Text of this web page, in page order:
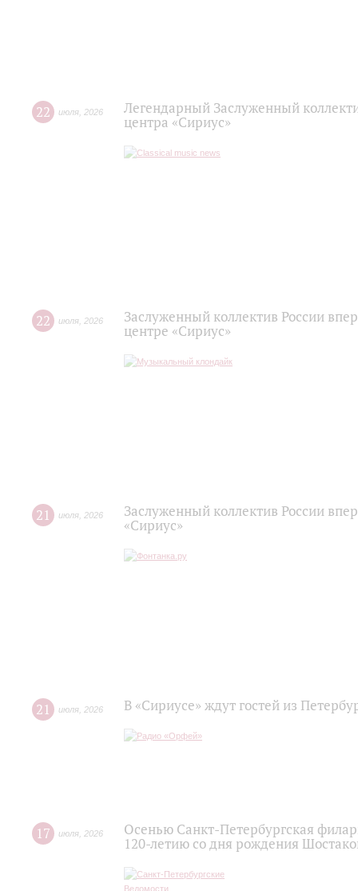
22 июля 2026
Легендарный Заслуженный
центра «Сириус»
22 июля 2026
Заслуженный коллектив России
центре «Сириус»
21 июля 2026
Заслуженный коллектив России
«Сириус»
21 июля 2026 В «Сириусе» ждут гостей из
17 июля 2026
Осенью Санкт-Петербургская
120‑летию со дня рождения